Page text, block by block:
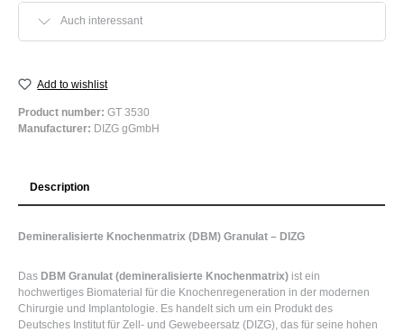
Auch interessant
Add to wishlist
Product number: GT 3530
Manufacturer: DIZG gGmbH
Description
Demineralisierte Knochenmatrix (DBM) Granulat – DIZG
Das DBM Granulat (demineralisierte Knochenmatrix) ist ein
hochwertiges Biomaterial für die Knochenregeneration in der modernen
Chirurgie und Implantologie. Es handelt sich um ein Produkt des
Deutsches Institut für Zell- und Gewebeersatz (DIZG) , das für seine hohen